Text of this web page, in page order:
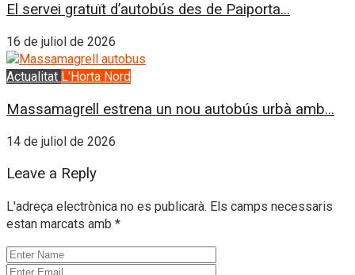
El servei gratuït d’autobús des de Paiporta...
16 de juliol de 2026
Actualitat L'Horta Nord
Massamagrell estrena un nou autobús urbà amb...
14 de juliol de 2026
Leave a Reply
L'adreça electrònica no es publicarà. Els camps necessaris
estan marcats amb *